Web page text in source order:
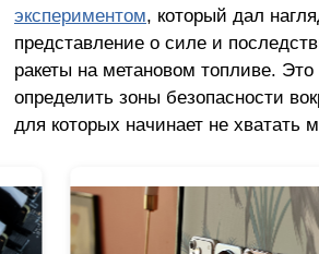
экспериментом, который дал
представление о силе и
ракеты на метановом топливе.
определить зоны безопасности
для которых начинает не хватать